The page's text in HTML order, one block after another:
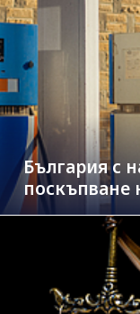
България с
поскъпване